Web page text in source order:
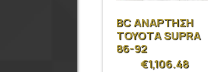
BC ΑΝΑΡΤΗΣΗ
TOYOTA SUPRA
86-92
€1,106.48